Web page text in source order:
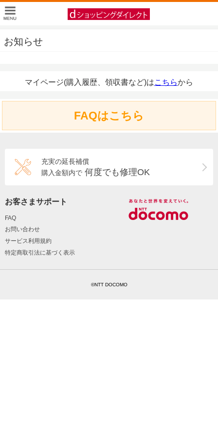
お知らせ
マイページ(購入履歴、領収書など)はこちらから
FAQはこちら
充実の延長補償
購入金額内で 何度でも修理OK
お客さまサポート
FAQ
お問い合わせ
サービス利用規約
特定商取引法に基づく表示
©NTT DOCOMO